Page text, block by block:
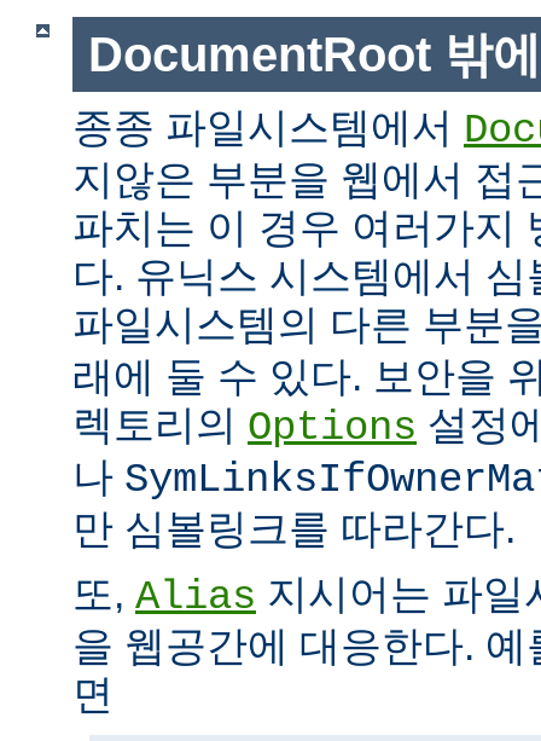
DocumentRoot 밖
종종 파일시스템에서
지않은 부분을 웹에서 접
파치는 이 경우 여러가지
다. 유닉스 시스템에서
파일시스템의 다른 부분
래에 둘 수 있다. 보안을
렉토리의 Options 설정
나
만 심볼링크를 따라간다.
또, Alias 지시어는 파일
을 웹공간에 대응한다.
면